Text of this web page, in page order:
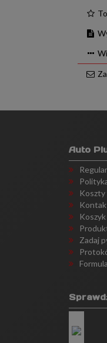
Auto
Koszty
Koszyk
Zadaj